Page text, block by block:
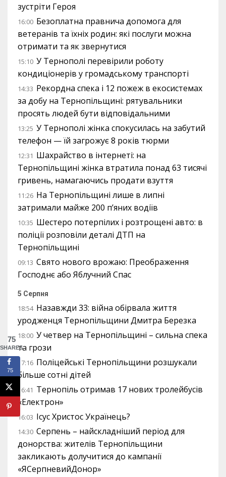
зустріти Героя
16:00 Безоплатна правнича допомога для
ветеранів та їхніх родин: які послуги можна
отримати та як звернутися
15:10 У Тернополі перевірили роботу
кондиціонерів у громадському транспорті
14:33 Рекордна спека і 12 пожеж в екосистемах
за добу на Тернопільщині: рятувальники
просять людей бути відповідальними
13:25 У Тернополі жінка спокусилась на забутий
телефон — їй загрожує 8 років тюрми
12:31 Шахрайство в інтернеті: на
Тернопільщині жінка втратила понад 63 тисячі
гривень, намагаючись продати взуття
11:26 На Тернопільщині лише в липні
затримали майже 200 п’яних водіїв
10:35 Шестеро потерпілих і розтрощені авто: в
поліції розповіли деталі ДТП на
Тернопільщині
09:13 Свято нового врожаю: Преображення
Господнє або Яблучний Спас
5 Серпня
18:54 Назавжди 33: війна обірвала життя
уродженця Тернопільщини Дмитра Березка
18:00 У четвер на Тернопільщині – сильна спека
та грози
17:16 Поліцейські Тернопільщини розшукали
більше сотні дітей
16:41 Тернопіль отримав 17 нових тролейбусів
«Електрон»
16:03 Ісус Христос Українець?
14:30 Серпень – найскладніший період для
донорства: жителів Тернопільщини
закликають долучитися до кампанії
«ЯСерпневийДонор»
75
SHARES
75